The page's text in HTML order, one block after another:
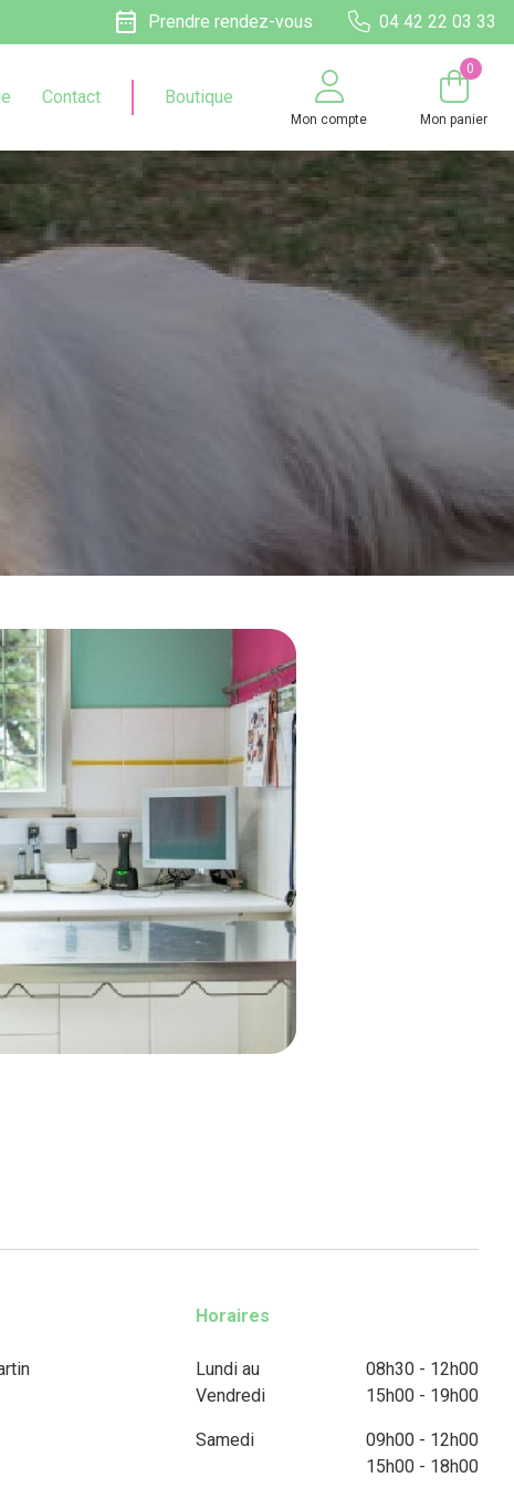
date_range Prendre rendez-vous 04 42 22 03 33
Contact Boutique
Mon compte
0
Mon panier
Horaires
Lundi au
Vendredi
08h30 - 12h00
15h00 - 19h00
Samedi
09h00 - 12h00
15h00 - 18h00